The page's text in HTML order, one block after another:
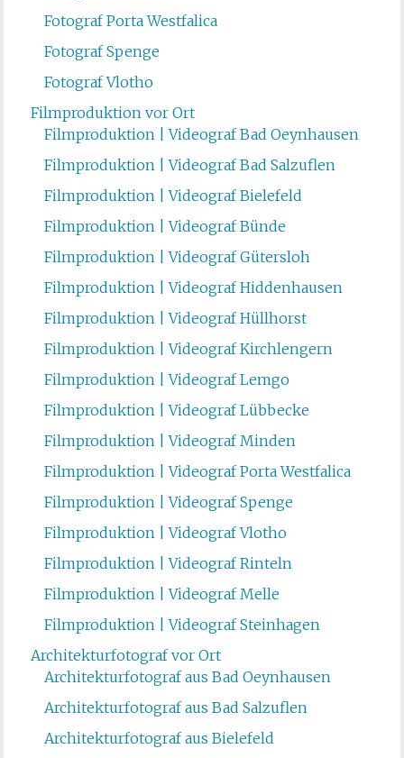
Fotograf Porta Westfalica
Fotograf Spenge
Fotograf Vlotho
Filmproduktion vor Ort
Filmproduktion | Videograf Bad Oeynhausen
Filmproduktion | Videograf Bad Salzuflen
Filmproduktion | Videograf Bielefeld
Filmproduktion | Videograf Bünde
Filmproduktion | Videograf Gütersloh
Filmproduktion | Videograf Hiddenhausen
Filmproduktion | Videograf Hüllhorst
Filmproduktion | Videograf Kirchlengern
Filmproduktion | Videograf Lemgo
Filmproduktion | Videograf Lübbecke
Filmproduktion | Videograf Minden
Filmproduktion | Videograf Porta Westfalica
Filmproduktion | Videograf Spenge
Filmproduktion | Videograf Vlotho
Filmproduktion | Videograf Rinteln
Filmproduktion | Videograf Melle
Filmproduktion | Videograf Steinhagen
Architekturfotograf vor Ort
Architekturfotograf aus Bad Oeynhausen
Architekturfotograf aus Bad Salzuflen
Architekturfotograf aus Bielefeld